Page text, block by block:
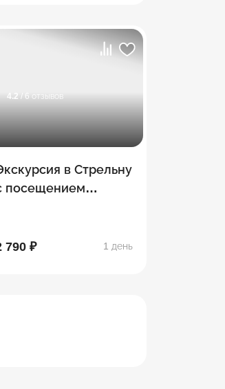
4.2 / 6 отзывов
в Стрельну
посещением
790 ₽
1 день